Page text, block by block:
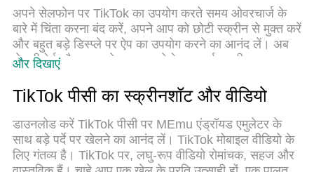
अपने सेलफोन पर TikTok का उपयोग करते समय ओवरचार्ज के
बारे में चिंता करना बंद करें, अपने आप को छोटी स्क्रीन से मुक्त करें
और बहुत बड़े डिस्प्ले पर ऐप का उपयोग करने का आनंद लें। अब
से, कीबोर्ड और माउस के साथ अपने ऐप का पूर्ण-स्क्रीन अनुभव
पेशकश करता है जिनकी आपको उम्मीद थी: त्वरित इंस्टॉल और
आसान सेटअप, सहज नियंत्रण, बैटरी की कोई सीमा नहीं, मोबाइल
डेटा और परेशान कॉल। आपके कंप्यूटर पर TikTok का उपयोग
करने का सबसे अच्छा विकल्प नया MEmu 9 है। हमारे अवशोषण
के साथ कोडित, बहु-उदाहरण प्रबंधक एक ही समय में 2 या अधिक
खाते खोलना संभव बनाता है। और सबसे महत्वपूर्ण, हमारा अनन्य
और दिखाएं
TikTok पीसी का स्क्रीनशॉट और वीडियो
डाउनलोड करें TikTok पीसी पर MEmu एंड्रॉयड एमुलेटर के
साथ बड़े पर्दे पर खेलने का आनंद लें। TikTok मोबाइल वीडियो के
लिए गंतव्य है। TikTok पर, लघु-रूप वीडियो रोमांचक, सहज और